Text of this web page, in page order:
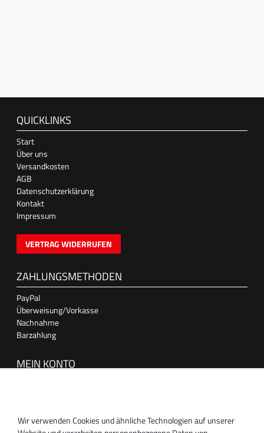
QUICKLINKS
Start
Über uns
Versandkosten
AGB
Datenschutzerklärung
Kontakt
Impressum
VERTRAG WIDERRUFEN
ZAHLUNGSMETHODEN
PayPal
Überweisung/Vorkasse
Nachnahme
Barzahlung
MEIN KONTO
SUPPORT
Wir verwenden Cookies und ähnliche Technologien auf unserer